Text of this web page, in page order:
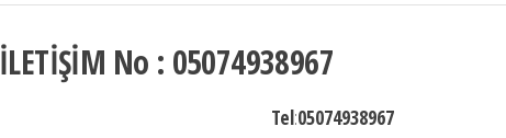
İLETİŞİM No : 05074938967
Tel:05074938967